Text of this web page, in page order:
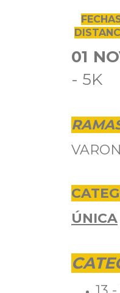
01
- 5K
ÚNICA